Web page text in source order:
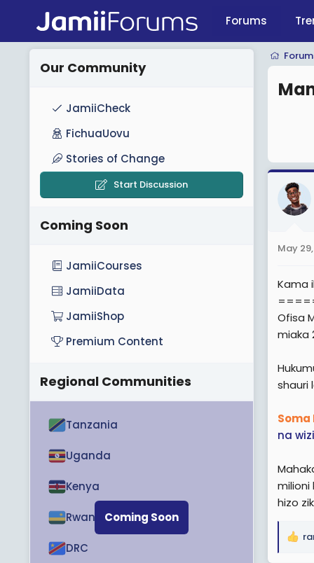
Forums
May
Kama
Ofisa
miaka
shauri
Soma
na wizi
milioni
hizo
R
Our Community
JamiiCheck
FichuaUovu
Stories of Change
Start Discussion
Coming Soon
JamiiCourses
JamiiData
JamiiShop
Premium Content
Regional Communities
Coming Soon
Tanzania
Uganda
Kenya
Rwanda
DRC